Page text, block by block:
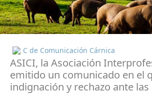
C de Comunicación Cárnica
ASICI, la Asociación
emitido un comunicado en el
indignación y rechazo ante